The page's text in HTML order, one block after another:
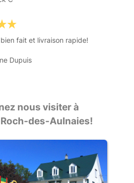
fait et livraison rapide!
Dupuis
nous visiter à
des-Aulnaies!